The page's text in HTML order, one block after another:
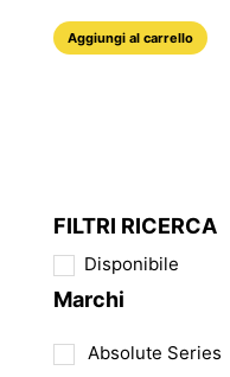
Aggiungi al carrello
FILTRI RICERCA
Disponibile
Marchi
Absolute Series